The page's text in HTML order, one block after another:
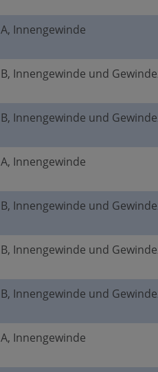
A, Innengewinde
B, Innengewinde und
B, Innengewinde und
A, Innengewinde
B, Innengewinde und
B, Innengewinde und
B, Innengewinde und
A, Innengewinde